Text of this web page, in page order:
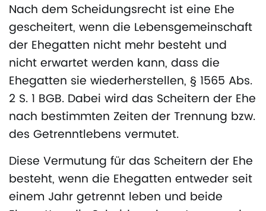
Nach dem Scheidungsrecht ist eine Ehe
gescheitert, wenn die Lebensgemeinschaft
der Ehegatten nicht mehr besteht und
nicht erwartet werden kann, dass die
Ehegatten sie wiederherstellen, § 1565 Abs.
2 S. 1 BGB. Dabei wird das Scheitern der Ehe
nach bestimmten Zeiten der Trennung bzw.
des Getrenntlebens vermutet.
Diese Vermutung für das Scheitern der Ehe
besteht, wenn die Ehegatten entweder seit
einem Jahr getrennt leben und beide